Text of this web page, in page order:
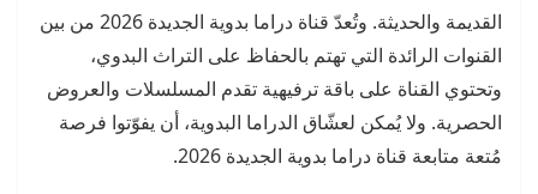
القديمة والحديثة. وتُعدّ قناة دراما بدوية الجديدة 2026 من بين
القنوات الرائدة التي تهتم بالحفاظ على التراث البدوي،
وتحتوي القناة على باقة ترفيهية تقدم المسلسلات والعروض
الحصرية. ولا يُمكن لعشّاق الدراما البدوية، أن يفوّتوا فرصة
مُتعة متابعة قناة دراما بدوية الجديدة 2026.